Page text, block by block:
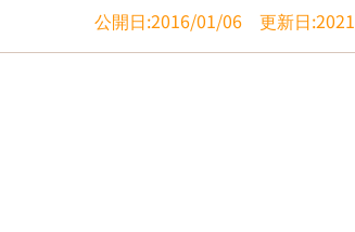
公開日:2016/01/06 更新日